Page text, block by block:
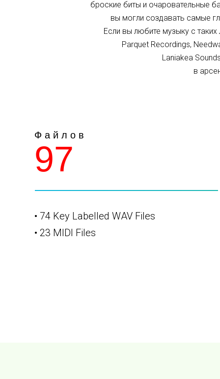
97
Ф а й л о в
• 74 Key Labelled WAV Files
• 23 MIDI Files
броские биты и очаровательные
вы могли создавать самые
Если вы любите музыку с таких
Parquet Recordings,
Laniakea
в